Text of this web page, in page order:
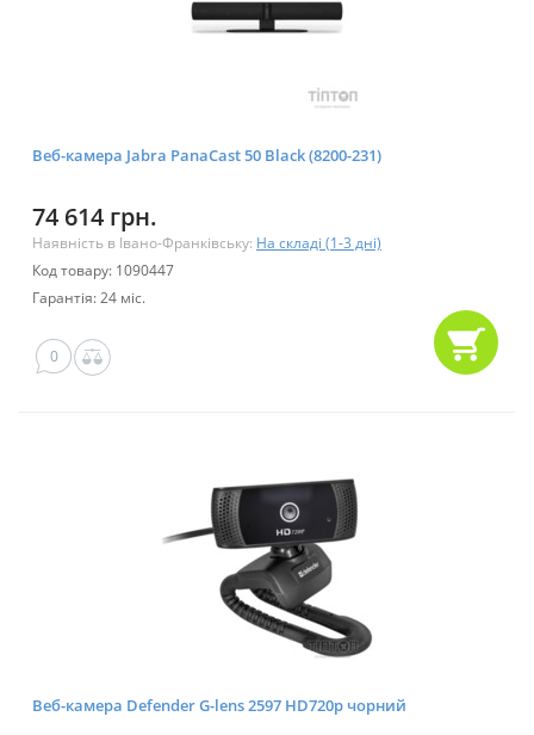
Веб-камера Jabra PanaCast 50 Black (8200-231)
74 614 грн.
Наявність в Івано-Франківську: На складі (1-3 дні)
Код товару: 1090447
Гарантія: 24 міс.
0
Веб-камера Defender G-lens 2597 HD720p чорний